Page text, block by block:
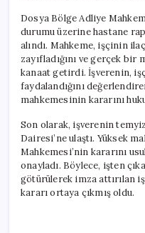
Dosya Bölge Adliye
durumu üzerine hastane
alındı. Mahkeme, işçinin
zayıfladığını ve gerçek bir
kanaat getirdi. İşverenin,
faydalandığını
mahkemesinin kararını
Son olarak, işverenin
Dairesi’ne ulaştı. Yüksek
Mahkemesi’nin kararını
onayladı. Böylece, işten
götürülerek imza attırılan
kararı ortaya çıkmış oldu.